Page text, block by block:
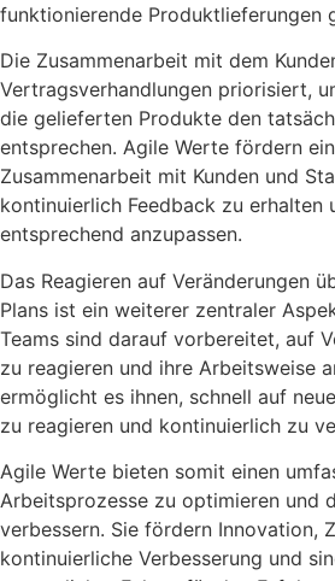
funktionierende Produktlieferungen
Die Zusammenarbeit mit dem
Vertragsverhandlungen priorisiert,
die gelieferten Produkte den
entsprechen. Agile Werte fördern
Zusammenarbeit mit Kunden und
kontinuierlich Feedback zu erhalten
entsprechend anzupassen.
Das Reagieren auf Veränderungen
Plans ist ein weiterer zentraler
Teams sind darauf vorbereitet, auf
zu reagieren und ihre Arbeitsweise
ermöglicht es ihnen, schnell auf
zu reagieren und kontinuierlich zu
Agile Werte bieten somit einen
Arbeitsprozesse zu optimieren und
verbessern. Sie fördern Innovation,
kontinuierliche Verbesserung und